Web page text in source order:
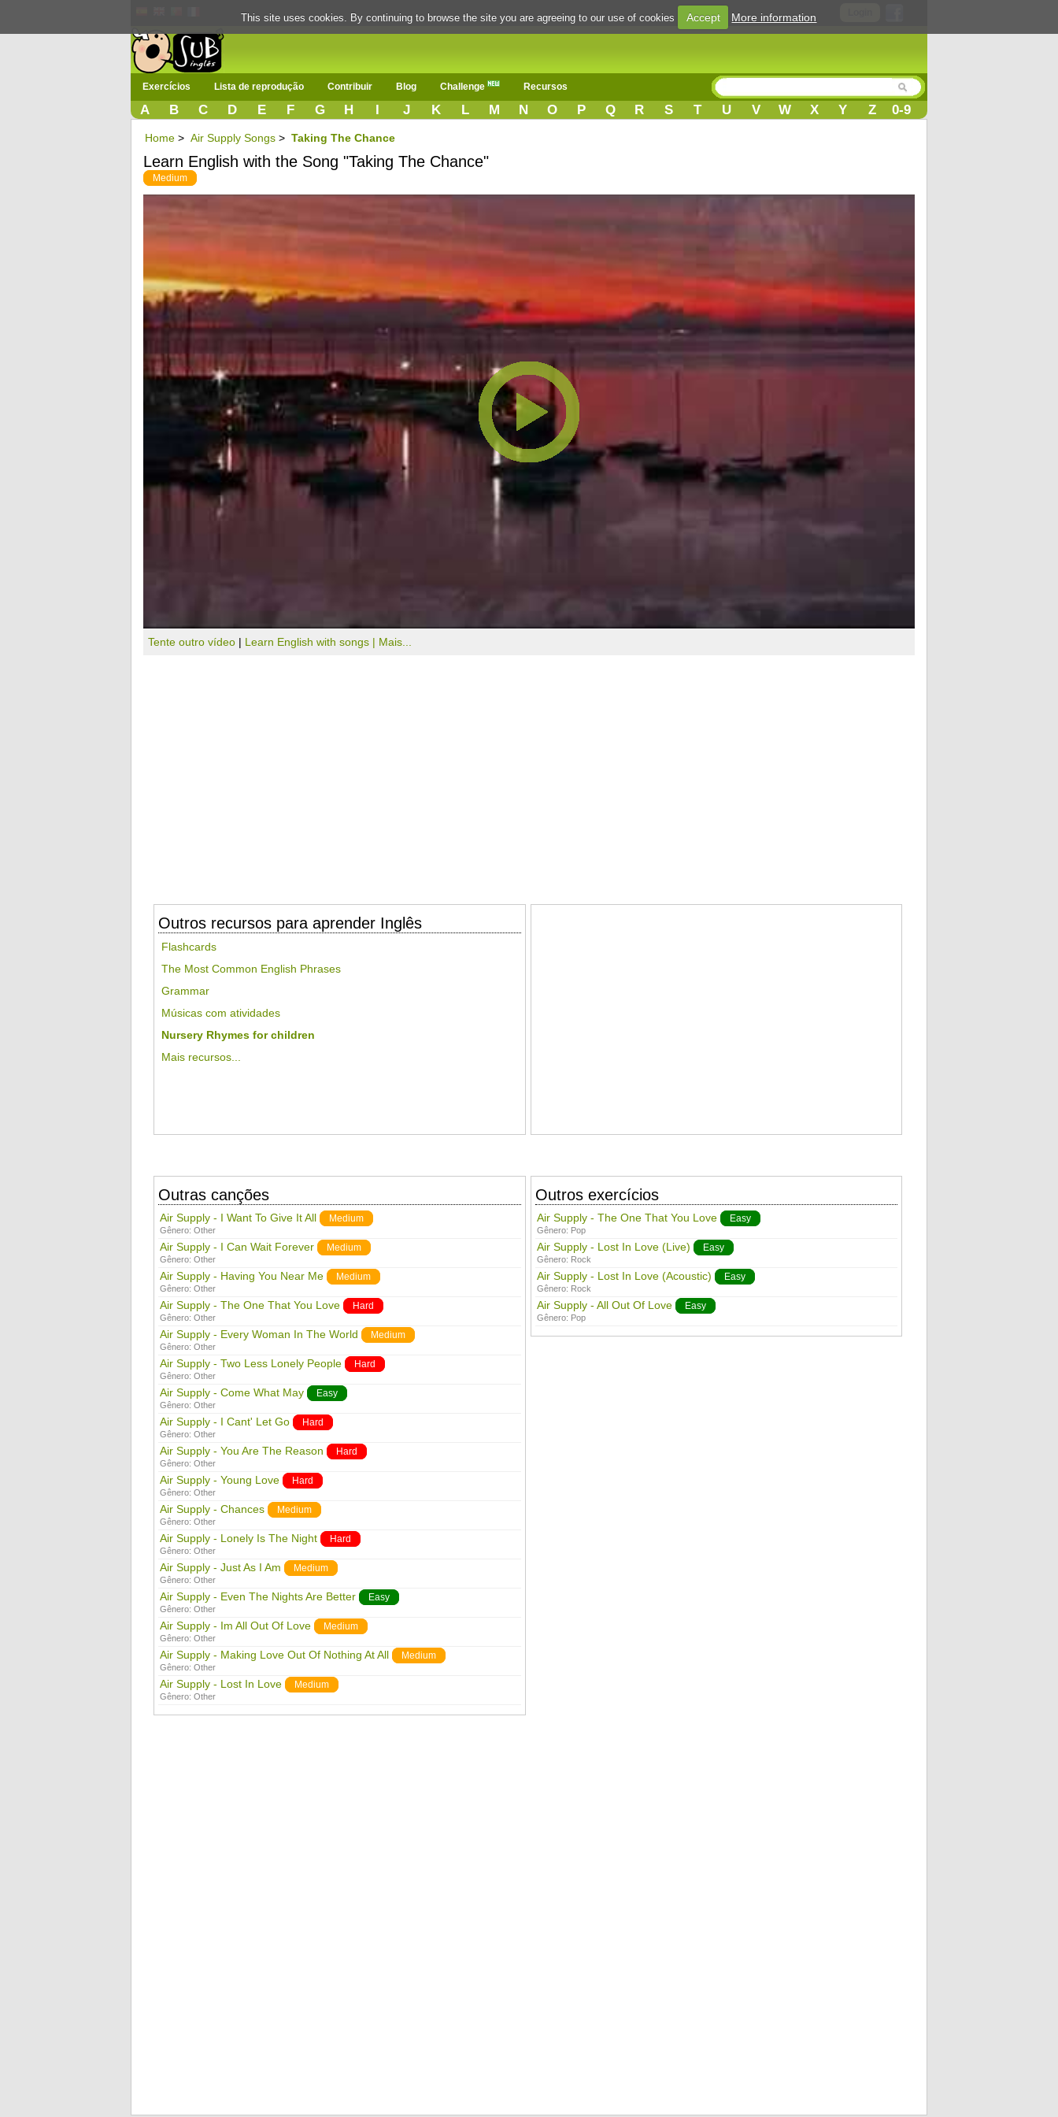
Exercícios Lista de reprodução Contribuir Blog Challenge Recursos
A B C D E F G H I J K L M N O P Q R S T U V W X Y Z 0-9
Home > Air Supply Songs > Taking The Chance
Learn English with the Song "Taking The Chance"
Medium
Tente outro vídeo | Learn English with songs | Mais...
Outros recursos para aprender Inglês
Flashcards
The Most Common English Phrases
Grammar
Músicas com atividades
Nursery Rhymes for children
Mais recursos...
Outras canções
Air Supply - I Want To Give It All Medium
Gênero: Other
Air Supply - I Can Wait Forever Medium
Gênero: Other
Air Supply - Having You Near Me Medium
Gênero: Other
Air Supply - The One That You Love Hard
Gênero: Other
Air Supply - Every Woman In The World Medium
Gênero: Other
Air Supply - Two Less Lonely People Hard
Gênero: Other
Air Supply - Come What May Easy
Gênero: Other
Air Supply - I Cant' Let Go Hard
Gênero: Other
Air Supply - You Are The Reason Hard
Gênero: Other
Air Supply - Young Love Hard
Gênero: Other
Air Supply - Chances Medium
Gênero: Other
Air Supply - Lonely Is The Night Hard
Gênero: Other
Air Supply - Just As I Am Medium
Gênero: Other
Air Supply - Even The Nights Are Better Easy
Gênero: Other
Air Supply - Im All Out Of Love Medium
Gênero: Other
Air Supply - Making Love Out Of Nothing At All Medium
Gênero: Other
Air Supply - Lost In Love Medium
Gênero: Other
Outros exercícios
Air Supply - The One That You Love Easy
Gênero: Pop
Air Supply - Lost In Love (Live) Easy
Gênero: Rock
Air Supply - Lost In Love (Acoustic) Easy
Gênero: Rock
Air Supply - All Out Of Love Easy
Gênero: Pop
This site uses cookies. By continuing to browse the site you are agreeing to our use of cookies Accept More information